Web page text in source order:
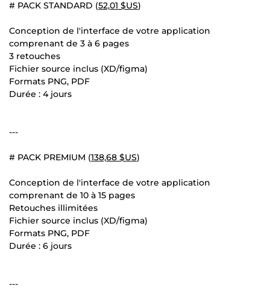
# PACK STANDARD (52,01 $US)
Conception de l'interface de votre application
comprenant de 3 à 6 pages
3 retouches
Fichier source inclus (XD/figma)
Formats PNG, PDF
Durée : 4 jours
---
# PACK PREMIUM (138,68 $US)
Conception de l'interface de votre application
comprenant de 10 à 15 pages
Retouches illimitées
Fichier source inclus (XD/figma)
Formats PNG, PDF
Durée : 6 jours
---